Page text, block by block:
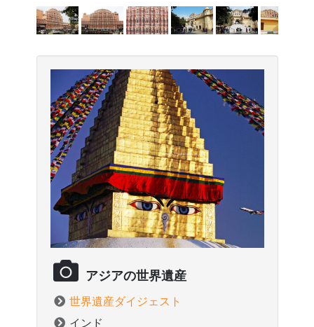
世界遺産ダイジェスト
インド